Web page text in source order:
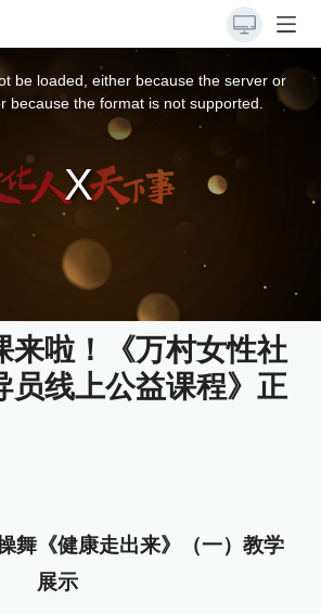
be loaded, either because the server or
because the format is not supported.
来啦！《万村女性社
员线上公益课程》正
舞《健康走出来》（一）教学
展示